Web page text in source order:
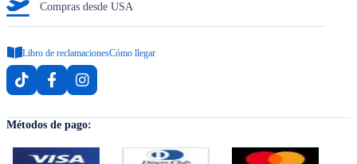
Compras desde USA
Libro de reclamacionesCómo llegar
Métodos de pago: